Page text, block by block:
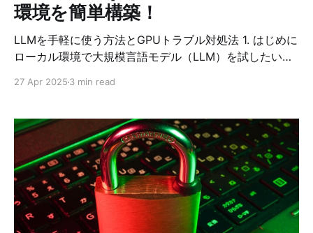
環境を簡単構築！
LLMを手軽に使う方法とGPUトラブル対処法 1. はじめに
ローカル環境で大規模言語モデル（LLM）を試したいけ
Docker を使って、話題の Open WebUI と Ollama を簡
介します。 さらに、私が実際にハマった「GPUが認識さ
れない問題」とその対処法も【補足】としてまとめまし
た！ 2. Open WebUI＋Ollamaとは？ * Ollama：ローカ
ルでLLMを動かせるエンジン。各種モデル（例：
Gemma、Llama3など）を簡単に利用可能。 * Open
WebUI：Ollamaをブラウザから操作できる便利なフロン
トエンド。 この2つを組み合わせることで、まるで
27 Apr 2025 3 min read